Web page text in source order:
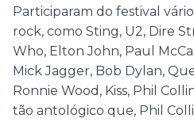
Participaram do festival
rock, como Sting, U2, Dire
Who, Elton John, Paul
Mick Jagger, Bob Dylan,
Ronnie Wood, Kiss, Phil
tão antológico que, Phil